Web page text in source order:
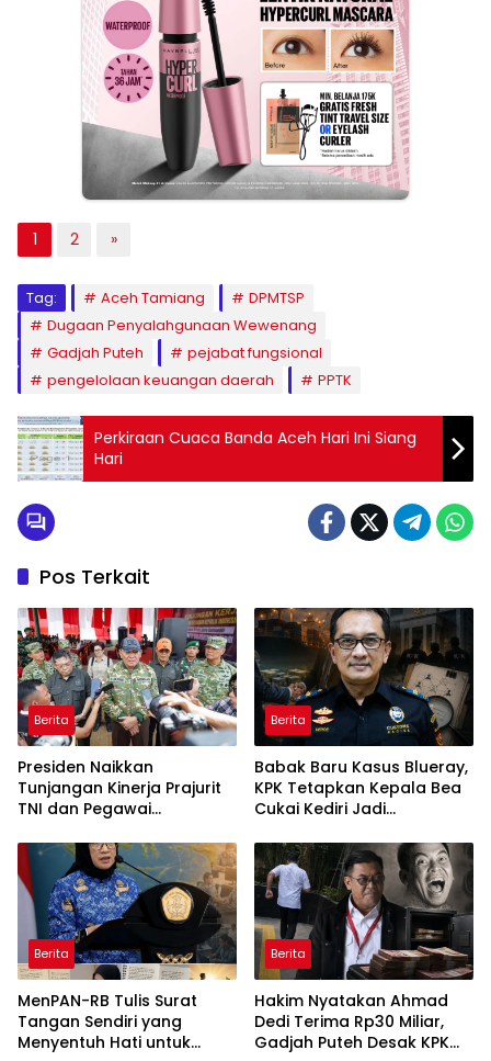
1 2 »
Tag: Aceh Tamiang
DPMTSP
Dugaan Penyalahgunaan Wewenang
Gadjah Puteh
pejabat fungsional
pengelolaan keuangan daerah
PPTK
Perkiraan Cuaca Banda Aceh Hari Ini Siang
Hari
Pos Terkait
Berita
Presiden Naikkan
Tunjangan Kinerja Prajurit
TNI dan Pegawai
Berita
Babak Baru Kasus Blueray,
KPK Tetapkan Kepala Bea
Cukai Kediri Jadi
Berita
MenPAN-RB Tulis Surat
Tangan Sendiri yang
Menyentuh Hati untuk
Berita
Hakim Nyatakan Ahmad
Dedi Terima Rp30 Miliar,
Gadjah Puteh Desak KPK